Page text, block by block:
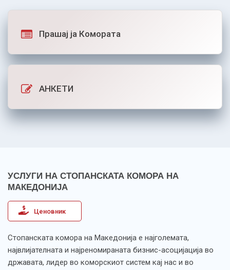
Прашај ја Комората
АНКЕТИ
УСЛУГИ НА СТОПАНСКАТА КОМОРА НА
МАКЕДОНИЈА
Ценовник
Стопанската комора на Македонија е најголемата,
највлијателната и најреномираната бизнис-асоцијација во
државата, лидер во коморскиот систем кај нас и во